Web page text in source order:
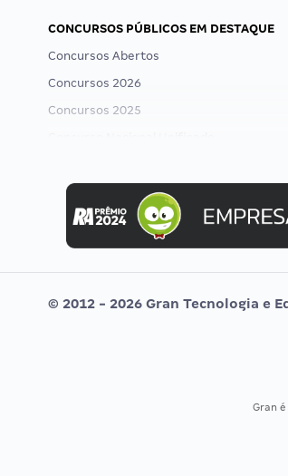
CONCURSOS PÚBLICOS EM DESTAQUE
Concursos Abertos
Concursos 2026
Concursos 2025
Concurso MPU
Editais publicados
© 2012 - 2026 Gran Tecnologia e
Gran